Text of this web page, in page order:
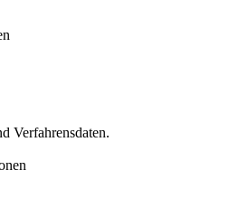
Verfahrensdaten.